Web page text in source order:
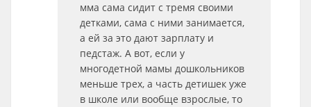
мма сама сидит с тремя своими
детками, сама с ними занимается,
а ей за это дают зарплату и
педстаж. А вот, если у
многодетной мамы дошкольников
меньше трех, а часть детишек уже
в школе или вообще взрослые, то